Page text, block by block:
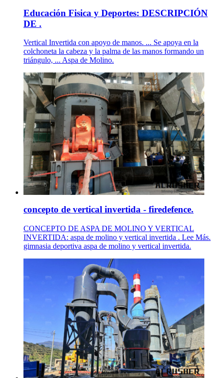
Educación Fisica y Deportes: DESCRIPCIÓN
DE .
Vertical Invertida con apoyo de manos. ... Se apoya en la
colchoneta la cabeza y la palma de las manos formando un
triángulo, ... Aspa de Molino.
concepto de vertical invertida - firedefence.
CONCEPTO DE ASPA DE MOLINO Y VERTICAL
INVERTIDA: aspa de molino y vertical invertida . Lee Más.
gimnasia deportiva aspa de molino y vertical invertida.